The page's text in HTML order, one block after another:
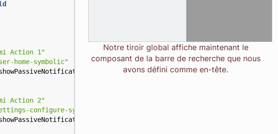
Action 1"
home-symbolic"
"Action 1 clicked")
Action 2"
configure-symbolic"
Notre tiroir global affiche maintenant le
composant de la barre de recherche que nous
avons défini comme en-tête.